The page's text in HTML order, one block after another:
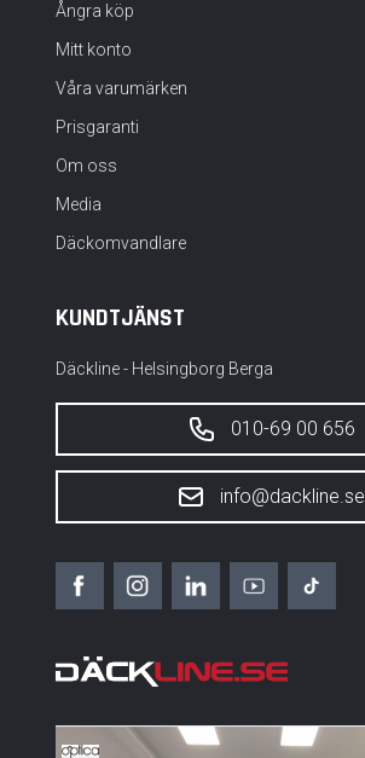
Ångra köp
Mitt konto
Våra varumärken
Prisgaranti
Om oss
Media
Däckomvandlare
KUNDTJÄNST
Däckline - Helsingborg Berga
010-69 00 656
info@dackline.se